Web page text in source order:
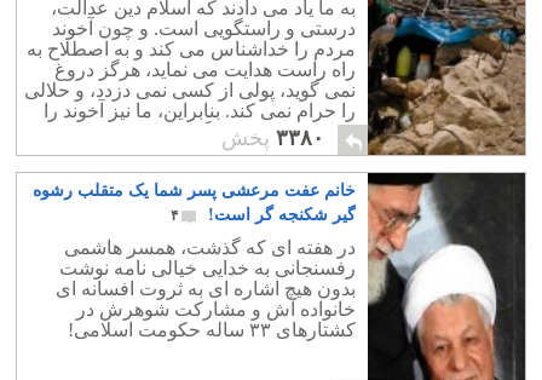
به ما یاد می دادند که اسلام دین عدالت،
درستی و راستگویی است. و چون آخوند
مردم را خداشناس می کند و به اصطلاح به
راه راست هدایت می نماید، هرگز دروغ
نمی گوید، پولی از کسی نمی دزدد، و حلالی
را حرام نمی کند. بنابراین، ما نیز آخوند را
مظهر پاکی و راستگویی دانستیم.
۳۳۸۰ پخش
خانم عفت مرعشی پسر شما یک متقلب رشوه
گیر شکنجه گر است!
۴
در هفته ای که گذشت، همسر هاشمی
رفسنجانی به خدایی خیالی نامه نوشت
بدون هیچ اشاره ای به ثروت افسانه ای
خانواده اش و مشارکت شوهرش در
کشتارهای ۳۳ ساله حکومت اسلامی!